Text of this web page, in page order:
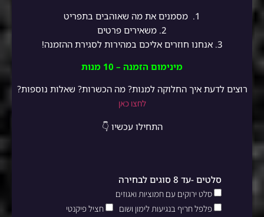
1.
מסמנים את מה שאוהבים בתפריט
2. משאירים פרטים
3. אנחנו חוזרים אליכם במהירות לסגירת ההזמנה!
מינימום הזמנה – 10 מנות
רוצים לדעת איך החלוקה למנות? מה הכשרות? שאלות נוספות?
לחצו כאן
התחילו עכשיו 👇
סלטים -עד 8 סוגים לבחירה
סלט ירוקים עם חמוציות ואגוזים
פלפל חריף בנגיעות לימון ושום
חציל פיקנטי